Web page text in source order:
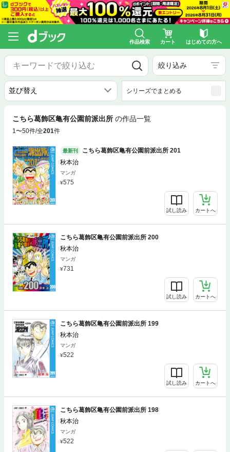
作品検索 カート はじめての方へ
絞り込み
シリーズでまとめる
こちら葛飾区亀有公園前派出所 の作品一覧
1〜50件/全201件
最新刊
こちら葛飾区亀有公園前派出所 201
秋本治
マンガ
575
試し読み カートへ
こちら葛飾区亀有公園前派出所 200
秋本治
マンガ
731
試し読み カートへ
こちら葛飾区亀有公園前派出所 199
秋本治
マンガ
522
試し読み カートへ
こちら葛飾区亀有公園前派出所 198
秋本治
マンガ
522